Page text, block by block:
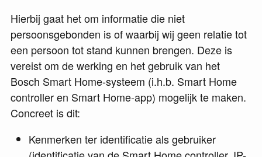
Hierbij gaat het om informatie die niet
persoonsgebonden is of waarbij wij geen relatie tot
een persoon tot stand kunnen brengen. Deze is
vereist om de werking en het gebruik van het
Bosch Smart Home-systeem (i.h.b. Smart Home
controller en Smart Home-app) mogelijk te maken.
Concreet is dit:
Kenmerken ter identificatie als gebruiker